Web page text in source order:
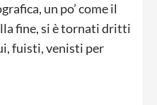
un po’ come il
fine, si è tornati dritti
fuisti, venisti per